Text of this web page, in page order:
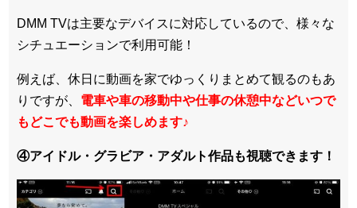
DMM TVは主要なデバイスに対応しているので、 様々な
シチュエーションで利用可能！
例えば、休日に動画を家でゆっくりまとめて観るのもあ
りですが、 電車や車の移動中や仕事の休憩中などいつで
もどこでも動画を楽しめます♪
④アイドル・グラビア・アダルト作品も視聴できます！